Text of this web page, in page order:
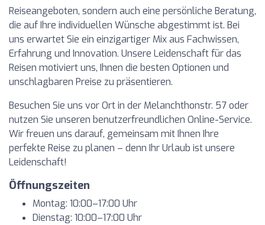
Reiseangeboten, sondern auch eine persönliche Beratung,
die auf Ihre individuellen Wünsche abgestimmt ist. Bei
uns erwartet Sie ein einzigartiger Mix aus Fachwissen,
Erfahrung und Innovation. Unsere Leidenschaft für das
Reisen motiviert uns, Ihnen die besten Optionen und
unschlagbaren Preise zu präsentieren.
Besuchen Sie uns vor Ort in der Melanchthonstr. 57 oder
nutzen Sie unseren benutzerfreundlichen Online-Service.
Wir freuen uns darauf, gemeinsam mit Ihnen Ihre
perfekte Reise zu planen – denn Ihr Urlaub ist unsere
Leidenschaft!
Öffnungszeiten
Montag: 10:00–17:00 Uhr
Dienstag: 10:00–17:00 Uhr